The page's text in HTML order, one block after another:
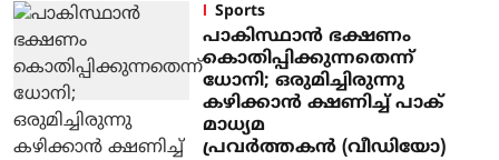
Sports
പാകിസ്ഥാന്‍ ഭക്ഷണം
കൊതിപ്പിക്കുന്നതെന്ന്
ധോനി; ഒരുമിച്ചിരുന്നു
കഴിക്കാന്‍ ക്ഷണിച്ച് പാക്
മാധ്യമ
പ്രവര്‍ത്തകന്‍ (വീഡിയോ)